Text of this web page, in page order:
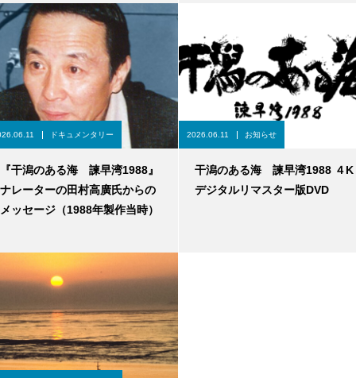
ドキュメンタリー
『干潟のある海 諫早湾1988』
ナレーターの田村高廣氏からの
メッセージ（1988年製作当時）
2026.06.11 お知らせ
干潟のある海 諫早湾1988 ４K
デジタルリマスター版DVD